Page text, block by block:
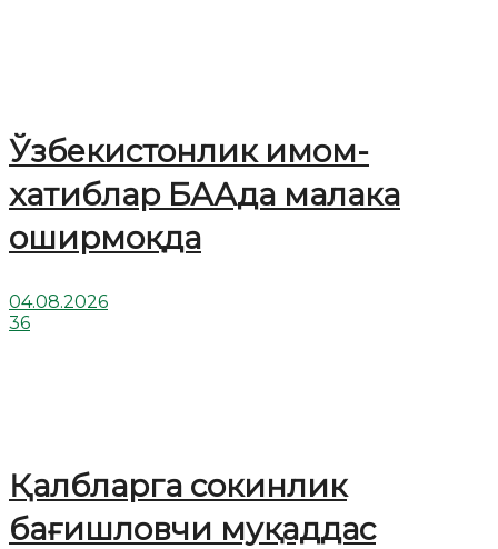
Ўзбекистонлик имом-
хатиблар БААда малака
оширмоқда
04.08.2026
36
Қалбларга сокинлик
бағишловчи муқаддас